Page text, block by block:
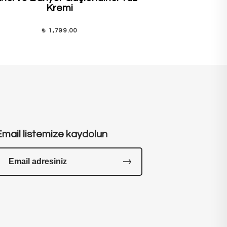
Kremi
₺ 1,799.00
listemize kaydolun